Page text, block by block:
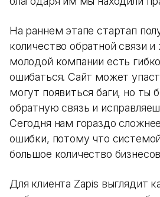
На раннем этапе стартап
количество обратной связи
молодой компании есть
ошибаться. Сайт может
могут появиться баги, но ты
обратную связь и
Сегодня нам гораздо
ошибки, потому что
большое количество
Для клиента Zapis выглядит